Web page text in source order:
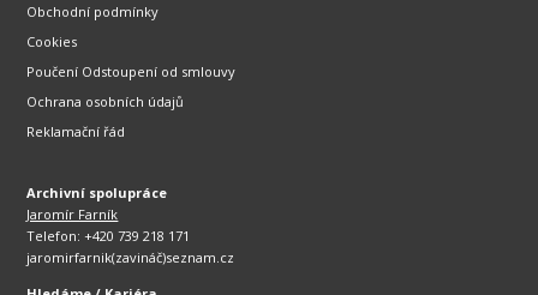
Obchodní podmínky
Cookies
Poučení Odstoupení od smlouvy
Ochrana osobních údajů
Reklamační řád
Archivní spolupráce
Jaromír Farník
Telefon: +420 739 218 171
jaromirfarnik(zavináč)seznam.cz